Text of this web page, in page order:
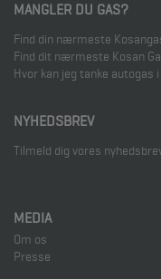
MANGLER DU GAS?
Find din nærmeste
Find dit nærmeste Kosan
Hvor kan jeg tanke autogas
NYHEDSBREV
Tilmeld dig vores
MEDIA
Om os
Presse